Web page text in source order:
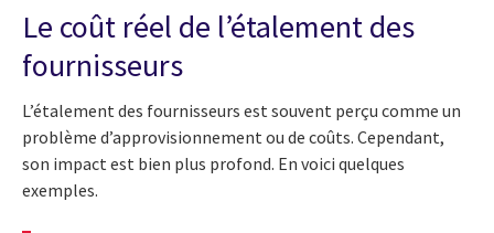
Le coût réel de l’étalement des
fournisseurs
L’étalement des fournisseurs est souvent perçu comme un
problème d’approvisionnement ou de coûts. Cependant,
son impact est bien plus profond. En voici quelques
exemples.